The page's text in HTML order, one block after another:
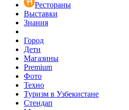
Рестораны
Выставки
Знания
Город
Дети
Магазины
Premium
Фото
Техно
Туризм в Узбекистане
Стендап